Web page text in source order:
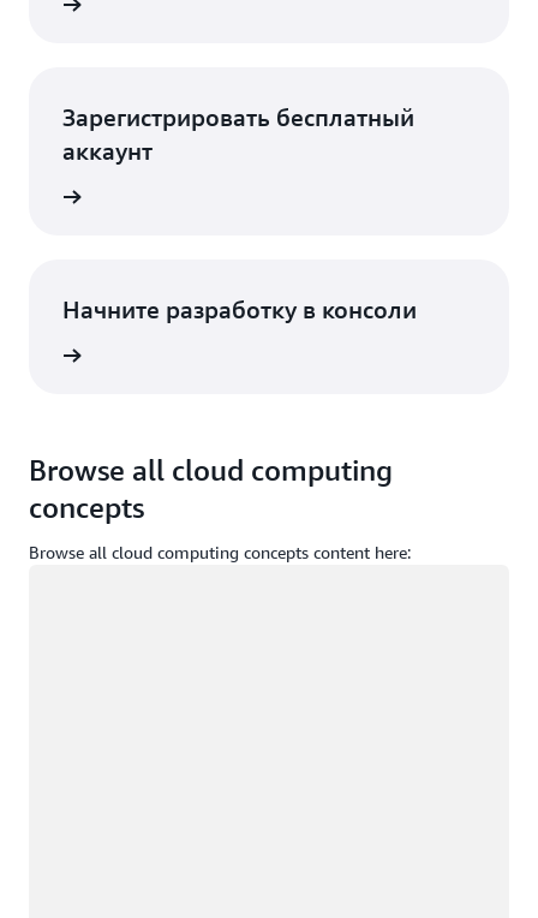
Зарегистрировать бесплатный
аккаунт
Начните разработку в консоли
Browse all cloud computing
concepts
Browse all cloud computing concepts content here: